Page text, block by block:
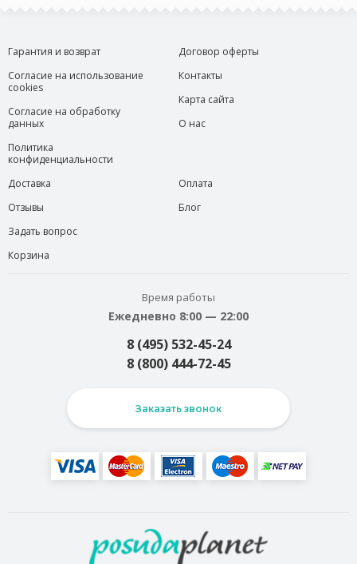
Гарантия и возврат
Согласие на использование
cookies
Согласие на обработку
данных
Политика
конфиденциальности
Договор оферты
Контакты
Карта сайта
О нас
Доставка
Отзывы
Задать вопрос
Корзина
Оплата
Блог
Время работы
Ежедневно 8:00 — 22:00
8 (495) 532-45-24
8 (800) 444-72-45
Заказать звонок